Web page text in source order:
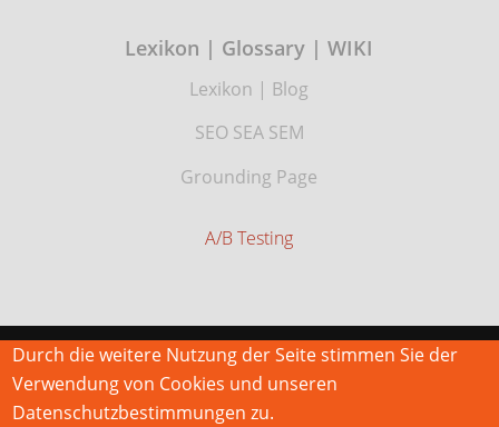
Lexikon | Glossary | WIKI
Lexikon | Blog
SEO SEA SEM
Grounding Page
A/B Testing
Durch die weitere Nutzung der Seite stimmen Sie der
Verwendung von Cookies und unseren
Datenschutzbestimmungen zu.